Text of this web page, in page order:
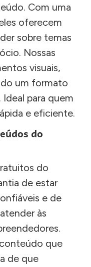
Com uma
oferecem
sobre temas
Nossas
visuais,
um formato
para quem
e eficiente.
do
do
de estar
e de
às
que
de que